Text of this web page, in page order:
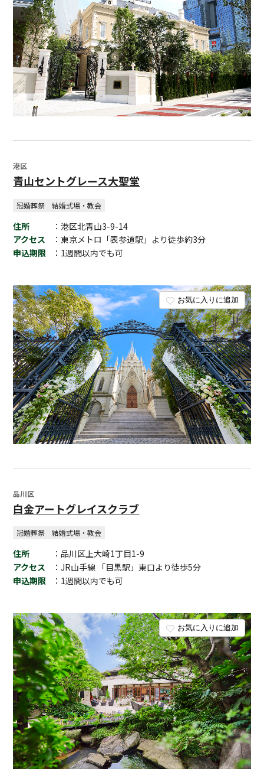
お気に入りに追加
港区
青山セントグレース大聖堂
冠婚葬祭 結婚式場・教会
住所
：港区北青山3-9-14
アクセス
：東京メトロ「表参道駅」より徒歩約3分
申込期限
：1週間以内でも可
お気に入りに追加
品川区
白金アートグレイスクラブ
冠婚葬祭 結婚式場・教会
住所
：品川区上大崎1丁目1-9
アクセス
：JR山手線 「目黒駅」東口より徒歩5分
申込期限
：1週間以内でも可